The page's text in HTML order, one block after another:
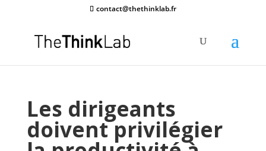
contact@thethinklab.fr
Les dirigeants
doivent privilégier